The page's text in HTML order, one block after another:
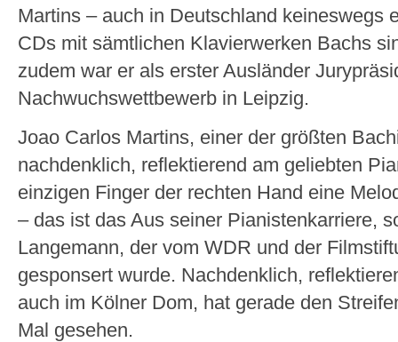
Martins – auch in Deutschland keineswegs
CDs mit sämtlichen Klavierwerken Bachs
zudem war er als erster Ausländer
Nachwuchswettbewerb in Leipzig.
Joao Carlos Martins, einer der größten
nachdenklich, reflektierend am geliebten
einzigen Finger der rechten Hand eine
– das ist das Aus seiner Pianistenkarriere,
Langemann, der vom WDR und der
gesponsert wurde. Nachdenklich,
auch im Kölner Dom, hat gerade den
Mal gesehen.